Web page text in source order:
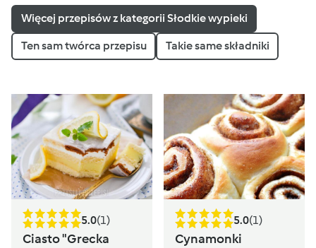
Więcej przepisów z kategorii Słodkie wypieki
Ten sam twórca przepisu Takie same składniki
5.0(1)
Ciasto "Grecka
5.0(1)
Cynamonki